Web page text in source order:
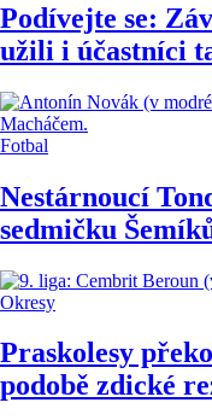
Podívejte se:
užili i účastníci
Fotbal
Nestárnoucí
sedmičku
Okresy
Praskolesy
podobě zdické